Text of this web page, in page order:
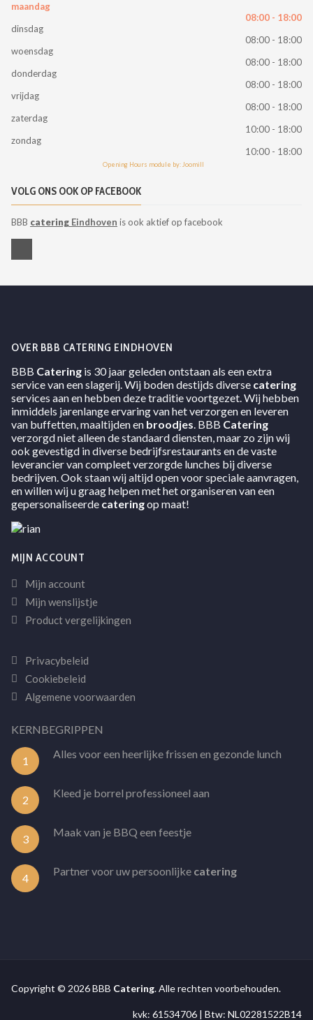
maandag
08:00 - 18:00
dinsdag
08:00 - 18:00
woensdag
08:00 - 18:00
donderdag
08:00 - 18:00
vrijdag
08:00 - 18:00
zaterdag
10:00 - 18:00
zondag
10:00 - 18:00
Opening Hours module by: Joomill
VOLG ONS OOK OP FACEBOOK
BBB catering Eindhoven is ook aktief op facebook
OVER BBB CATERING EINDHOVEN
BBB Catering is 30 jaar geleden ontstaan als een extra
service van een slagerij. Wij boden destijds diverse catering
services aan en hebben deze traditie voortgezet. Wij hebben
inmiddels jarenlange ervaring van het verzorgen en leveren
van buffetten, maaltijden en broodjes. BBB Catering
verzorgd niet alleen de standaard diensten, maar zo zijn wij
ook gevestigd in diverse bedrijfsrestaurants en de vaste
leverancier van compleet verzorgde lunches bij diverse
bedrijven. Ook staan wij altijd open voor speciale aanvragen,
en willen wij u graag helpen met het organiseren van een
gepersonaliseerde cateringop maat!
MIJN ACCOUNT
Mijn account
Mijn wenslijstje
Product vergelijkingen
Privacybeleid
Cookiebeleid
Algemene voorwaarden
KERNBEGRIPPEN
1
Alles voor een heerlijke frissen en gezonde lunch
2
Kleed je borrel professioneel aan
3
Maak van je BBQ een feestje
4
Partner voor uw persoonlijke catering
Copyright © 2026 BBB Catering. Alle rechten voorbehouden.
kvk: 61534706 | Btw: NL02281522B14